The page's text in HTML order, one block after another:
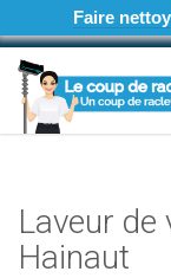
Faire
Laveur de
Hainaut